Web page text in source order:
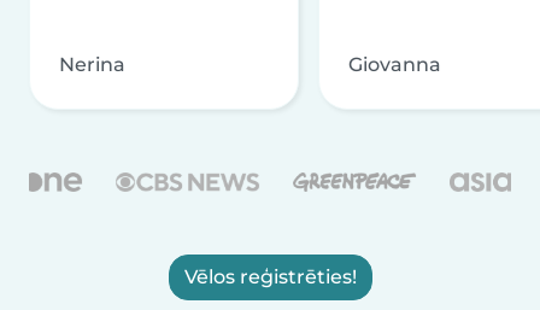
Nerina Giovanna
Vēlos reģistrēties!